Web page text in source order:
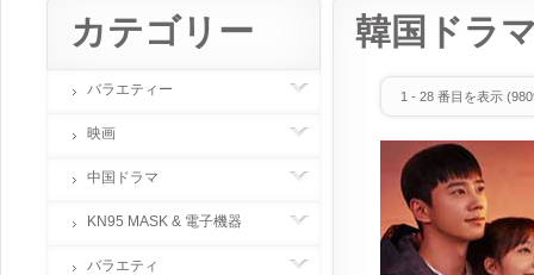
韓国ドラ
1 - 28 番目を表示 (
カテゴリー
バラエティー
映画
中国ドラマ
KN95 MASK & 電子機器
バラエティ